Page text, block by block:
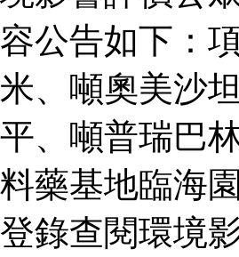
容公告如下：
米、噸奧美沙
平、噸普瑞巴
料藥基地臨海
登錄查閱環境